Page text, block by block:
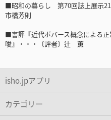
■昭和の暮らし 第70回誌上展示21
市橋芳則
■書評『近代ボバース概念による
唆』・・・〔評者〕辻 薫
isho.jpアプリ
カテゴリー